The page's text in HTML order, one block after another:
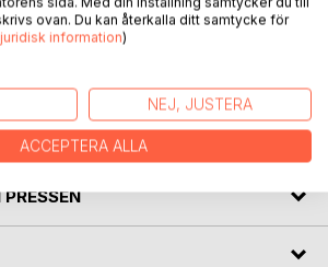
och omkring sin borg. Den här gången
av banditer, som visar sig vara
får flera oväntade besök, som kräver
ovan. Du kan återkalla ditt samtycke för
information)
NEJ, JUSTERA
ACCEPTERA ALLA